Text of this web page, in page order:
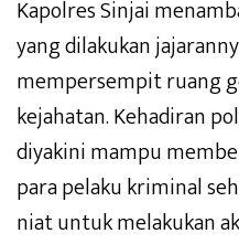
Kapolres Sinjai
yang dilakukan
mempersempit ruang
kejahatan. Kehadiran
diyakini mampu
para pelaku kriminal
niat untuk melakukan